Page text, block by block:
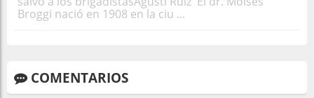
Broggi nació en 1908 en la ciu ...
COMENTARIOS